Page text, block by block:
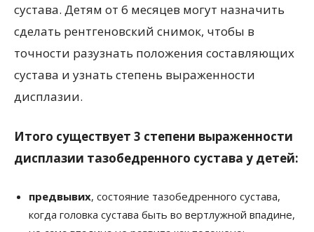
сустава. Детям от 6 месяцев могут назначить
сделать рентгеновский снимок, чтобы в
точности разузнать положения составляющих
сустава и узнать степень выраженности
дисплазии.
Итого существует 3 степени выраженности
дисплазии тазобедренного сустава у детей:
предвывих, состояние тазобедренного сустава,
когда головка сустава быть во вертлужной впадине,